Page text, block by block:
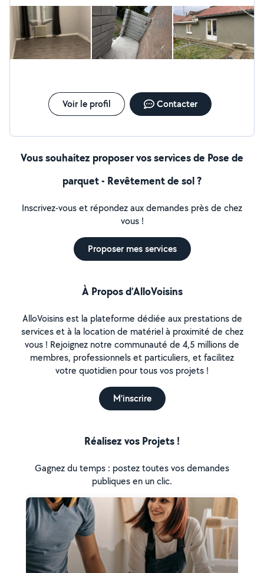
Voir le profil Contacter
Vous souhaitez proposer vos services de Pose de
parquet - Revêtement de sol ?
Inscrivez-vous et répondez aux demandes près de chez
vous !
Proposer mes services
À Propos d’AlloVoisins
AlloVoisins est la plateforme dédiée aux prestations de
services et à la location de matériel à proximité de chez
vous ! Rejoignez notre communauté de 4,5 millions de
membres, professionnels et particuliers, et facilitez
votre quotidien pour tous vos projets !
M'inscrire
Réalisez vos Projets !
Gagnez du temps : postez toutes vos demandes
publiques en un clic.